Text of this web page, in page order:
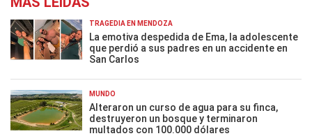
TRAGEDIA EN MENDOZA
La emotiva despedida de Ema, la adolescente
que perdió a sus padres en un accidente en
San Carlos
MUNDO
Alteraron un curso de agua para su finca,
destruyeron un bosque y terminaron
multados con 100.000 dólares